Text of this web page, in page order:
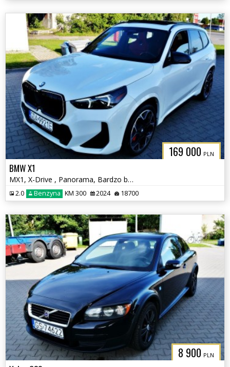
169 000 PLN
BMW X1
MX1, X-Drive , Panorama, Bardzo bogate wyposażenie
2.0 Benzyna KM 300 2024 18700
8 900 PLN